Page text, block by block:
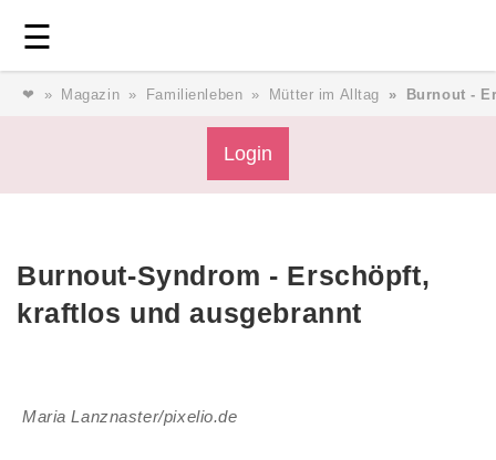
☰
❤ Magazin Familienleben Mütter im Alltag Burnout -
Login
Burnout-Syndrom - Erschöpft,
kraftlos und ausgebrannt
Maria Lanznaster/pixelio.de
Forum